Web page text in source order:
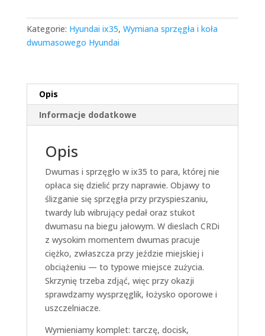
Kategorie: Hyundai ix35, Wymiana sprzęgła i koła
dwumasowego Hyundai
Opis
Informacje dodatkowe
Opis
Dwumas i sprzęgło w ix35 to para, której nie
opłaca się dzielić przy naprawie. Objawy to
ślizganie się sprzęgła przy przyspieszaniu,
twardy lub wibrujący pedał oraz stukot
dwumasu na biegu jałowym. W dieslach CRDi
z wysokim momentem dwumas pracuje
ciężko, zwłaszcza przy jeździe miejskiej i
obciążeniu — to typowe miejsce zużycia.
Skrzynię trzeba zdjąć, więc przy okazji
sprawdzamy wysprzęglik, łożysko oporowe i
uszczelniacze.
Wymieniamy komplet: tarczę, docisk,